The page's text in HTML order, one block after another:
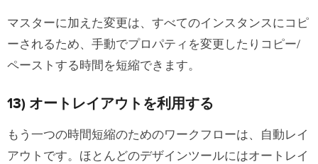
マスターに加えた変更は、すべてのインスタンスにコピ
ーされるため、手動でプロパティを変更したりコピー/
ペーストする時間を短縮できます。
13) オートレイアウトを利用する
もう一つの時間短縮のためのワークフローは、自動レイ
アウトです。ほとんどのデザインツールにはオートレイ